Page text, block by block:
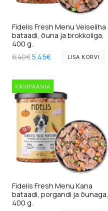
Fidelis Fresh Menu Veiseliha
bataadi, õuna ja brokkoliga,
400 g.
6.40€Algne
6.40€.
5.45€Current
5.45€.
LISA KORVI
KAMPAANIA
Fidelis Fresh Menu Kana
bataadi, porgandi ja õunaga,
400 g.